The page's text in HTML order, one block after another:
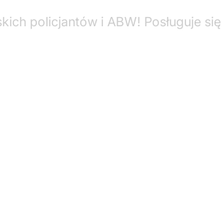
policjantów i ABW! Posługuje się